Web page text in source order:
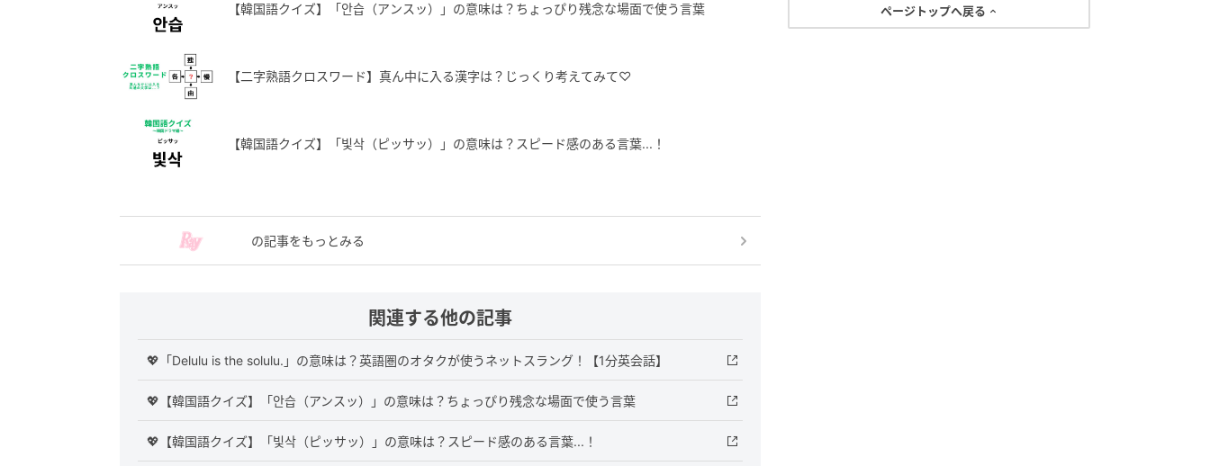
【韓国語クイズ】「안습（アンスッ）」の意味は？ちょっぴり残念な場面で使う言葉
【二字熟語クロスワード】真ん中に入る漢字は？じっくり考えてみて♡
【韓国語クイズ】「빛삭（ピッサッ）」の意味は？スピード感のある言葉...！
の記事をもっとみる
関連する他の記事
💖「Delulu is the solulu.」の意味は？英語圏のオタクが使うネットスラング！【1分英会話】
💖【韓国語クイズ】「안습（アンスッ）」の意味は？ちょっぴり残念な場面で使う言葉
💖【韓国語クイズ】「빛삭（ピッサッ）」の意味は？スピード感のある言葉...！
ページトップへ戻る